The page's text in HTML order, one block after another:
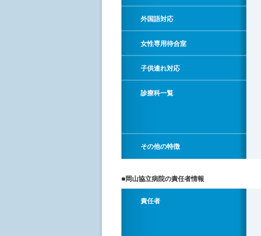
外国語対応
女性専用待合室
子供連れ対応
診療科一覧
その他の特徴
■岡山協立病院の責任者情報
責任者